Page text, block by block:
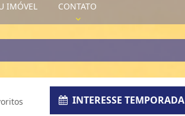
IMÓVEL CONTATO
INTERESSE TEMPORADA